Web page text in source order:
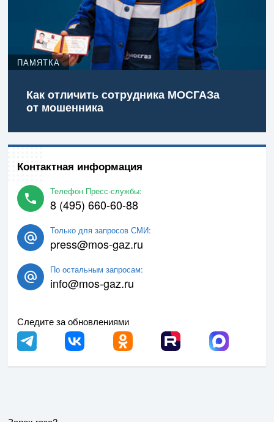
ПАМЯТКА
Как отличить сотрудника МОСГАЗа
от мошенника
Контактная информация
Телефон Пресс-службы:
8 (495) 660-60-88
Только для запросов СМИ:
press@mos-gaz.ru
По остальным запросам:
info@mos-gaz.ru
Следите за обновлениями